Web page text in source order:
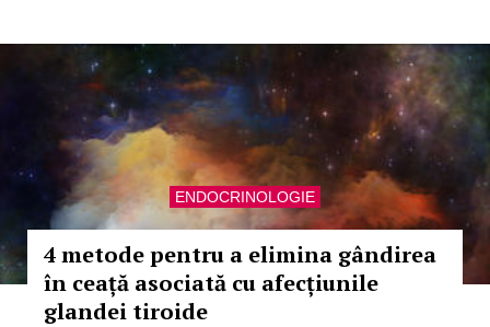
ENDOCRINOLOGIE
4 metode pentru a elimina gândirea
în ceață asociată cu afecțiunile
glandei tiroide